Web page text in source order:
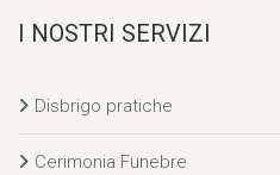
I NOSTRI SERVIZI
Disbrigo pratiche
Cerimonia Funebre